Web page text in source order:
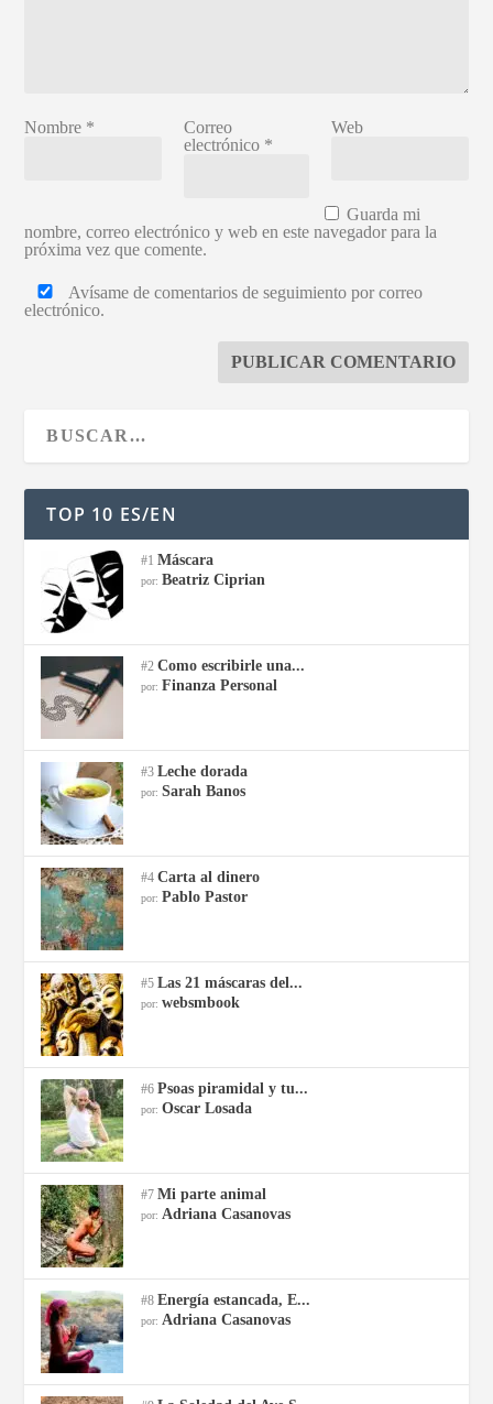
Nombre *
Correo
electrónico *
Web
Guarda mi
nombre, correo electrónico y web en este navegador para la
próxima vez que comente.
Avísame de comentarios de seguimiento por correo
electrónico.
TOP 10 ES/EN
#1Máscara
por: Beatriz Ciprian
#2Como escribirle una...
por: Finanza Personal
#3Leche dorada
por:Sarah Banos
#4Carta al dinero
por: Pablo Pastor
#5Las 21 máscaras del...
por:websmbook
#6Psoas piramidal y tu...
por:Oscar Losada
#7Mi parte animal
por: Adriana Casanovas
#8Energía estancada, E...
por: Adriana Casanovas